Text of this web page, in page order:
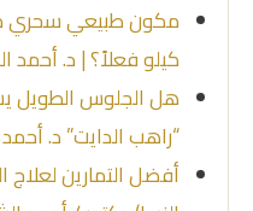
كيلو فعلاً؟ | د. أحمد
هل الجلوس الطويل
“راهب الدايت” د.
أفضل التمارين